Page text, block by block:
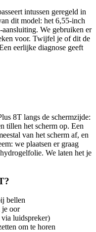
intussen geregeld in
dit model: het 6,55-inch
We gebruiken er
voor. Twijfel je of dit de
eerlijke diagnose geeft
8T langs de schermzijde:
tillen het scherm op. Een
van het scherm af, en
we plaatsen er graag
We laten het je
?
bellen
je oor
luidspreker)
om te horen